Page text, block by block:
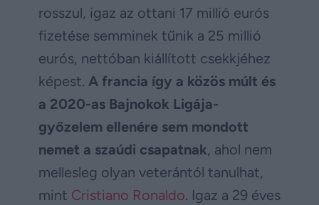
rosszul, igaz az ottani 17 millió eurós
fizetése semminek tűnik a 25 millió
eurós, nettóban kiállított csekkjéhez
képest. A francia így a közös múlt és
a 2020-as Bajnokok Ligája-
győzelem ellenére sem mondott
nemet a szaúdi csapatnak, ahol nem
mellesleg olyan veterántól tanulhat,
mint Cristiano Ronaldo. Igaz a 29 éves